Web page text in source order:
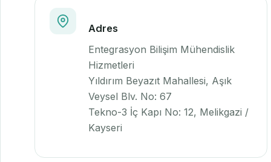
Adres
Entegrasyon Bilişim Mühendislik
Hizmetleri
Yıldırım Beyazıt Mahallesi, Aşık
Veysel Blv. No: 67
Tekno-3 İç Kapı No: 12, Melikgazi /
Kayseri